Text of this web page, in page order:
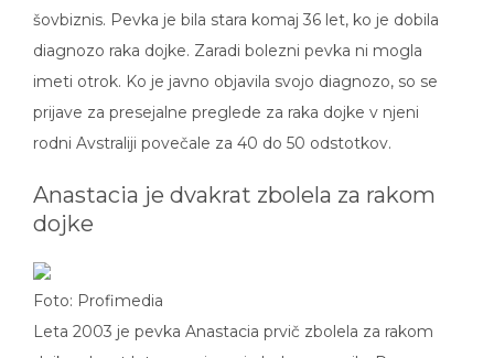
šovbiznis. Pevka je bila stara komaj 36 let, ko je dobila
diagnozo raka dojke. Zaradi bolezni pevka ni mogla
imeti otrok. Ko je javno objavila svojo diagnozo, so se
prijave za presejalne preglede za raka dojke v njeni
rodni Avstraliji povečale za 40 do 50 odstotkov.
Anastacia je dvakrat zbolela za rakom
dojke
Foto: Profimedia
Leta 2003 je pevka Anastacia prvič zbolela za rakom